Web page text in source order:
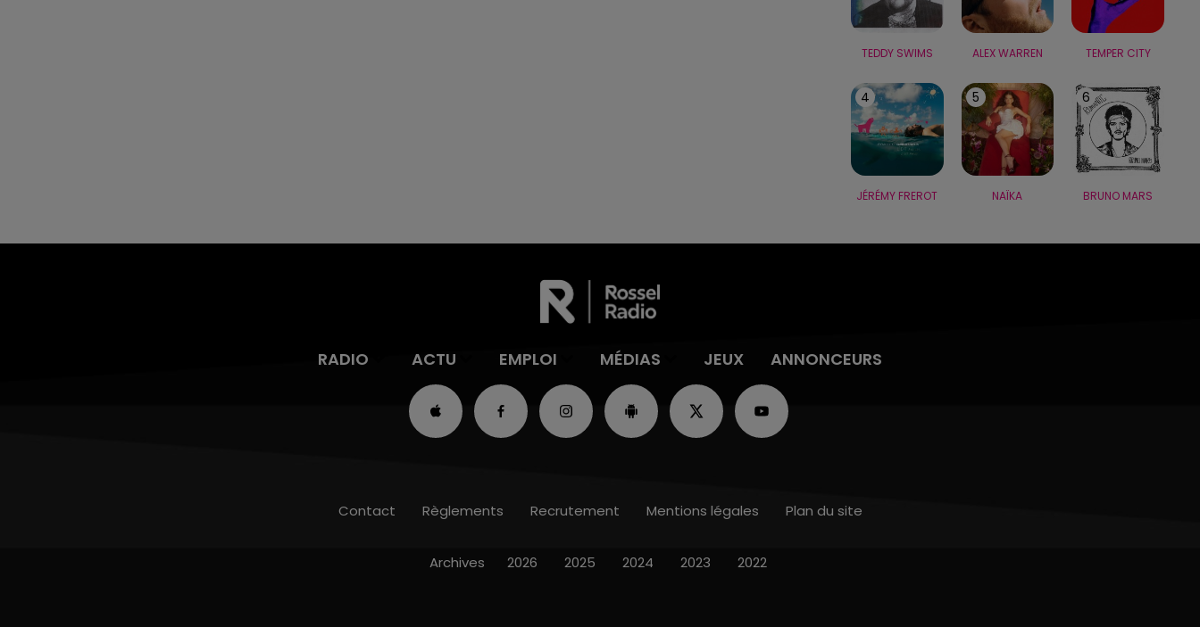
TEDDY SWIMS ALEX WARREN TEMPER CITY
4
JÉRÉMY FREROT
5
NAÏKA
6
BRUNO MARS
RADIO ACTU EMPLOI MÉDIAS JEUX ANNONCEURS
Contact Règlements Recrutement Mentions légales Plan du site
Archives 2026 2025 2024 2023 2022